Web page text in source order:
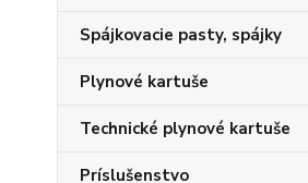
Spájkovacie pasty, spájky
Plynové kartuše
Technické plynové kartuše
Príslušenstvo